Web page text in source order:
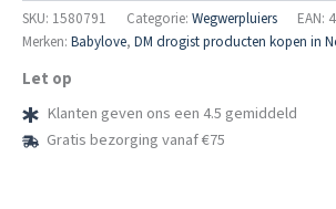
5+,
Juniorplus,
18
kg
aantal
SKU: 1580791 Categorie: Wegwerpluiers
EAN:
Merken: Babylove, DM drogist producten kopen in
Let op
Klanten geven ons een 4.5 gemiddeld
Gratis bezorging vanaf €75